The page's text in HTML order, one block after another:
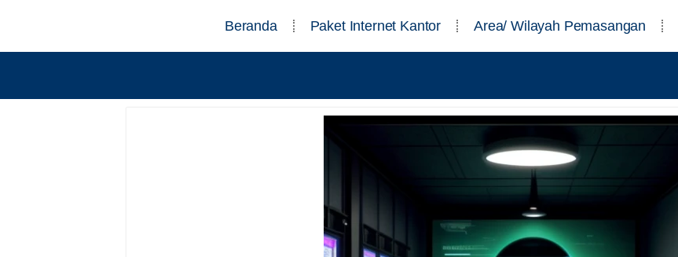
Beranda Paket Internet Kantor Area/ Wilayah Pemasangan